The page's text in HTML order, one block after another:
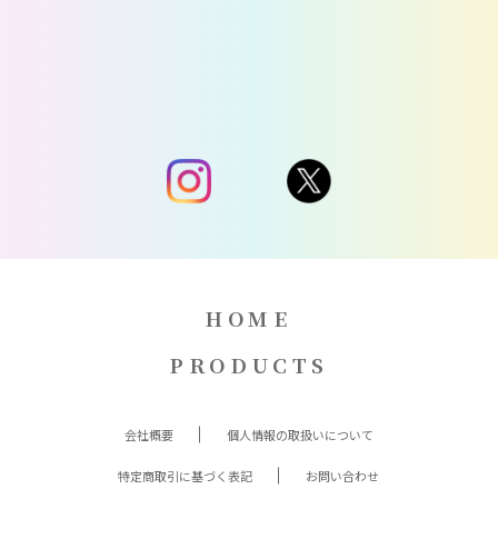
HOME
PRODUCTS
会社概要 個人情報の取扱いについて
特定商取引に基づく表記 お問い合わせ